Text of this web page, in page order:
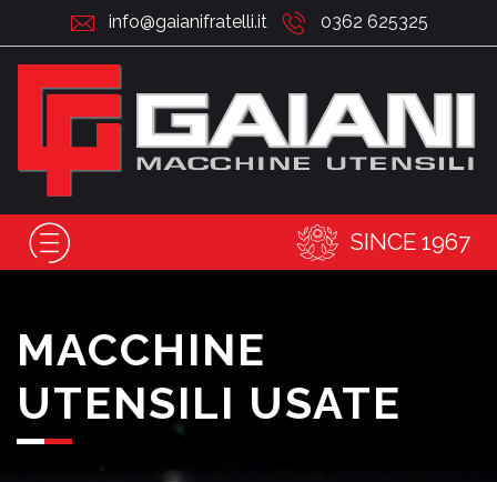
info@gaianifratelli.it 0362 625325
SINCE 1967
MACCHINE
UTENSILI USATE